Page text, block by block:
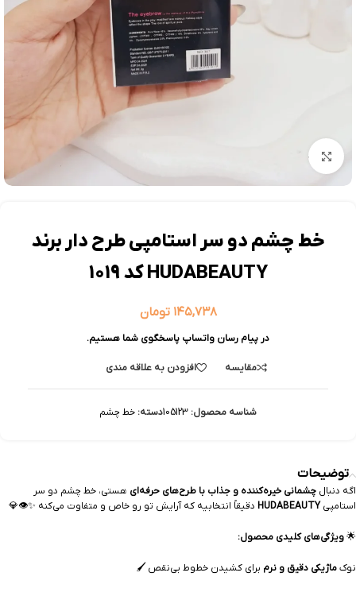
بزرگنمایی تصویر
خط چشم دو سر استامپی طرح دار برند
HUDABEAUTY کد 1019
۱۴۵,۷۳۸ تومان
در پیام رسان واتساپ پاسخگوی شما هستیم.
مقایسه افزودن به علاقه مندی
شناسه محصول: 105123دسته: خط چشم
توضیحات
اگه دنبال چشمانی خیره‌کننده و جذاب با طرح‌های حرفه‌ای هستی، خط چشم دو سر
استامپی HUDABEAUTY دقیقاً انتخابیه که آرایش تو رو خاص و متفاوت می‌کنه ✨👁️💎
🌟ویژگی‌های کلیدی محصول:
نوکماژیکی دقیق و نرم برای کشیدن خطوط بی‌نقص 🖌️